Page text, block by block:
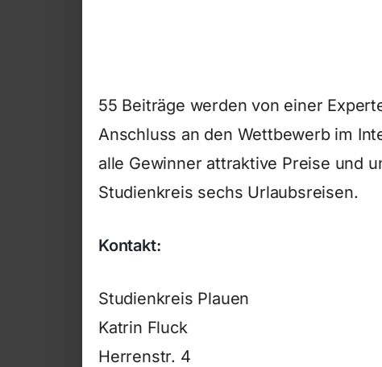
55 Beiträge werden von einer
Anschluss an den Wettbewerb im
alle Gewinner attraktive Preise und
Studienkreis sechs Urlaubsreisen.
Kontakt:
Studienkreis Plauen
Katrin Fluck
Herrenstr. 4